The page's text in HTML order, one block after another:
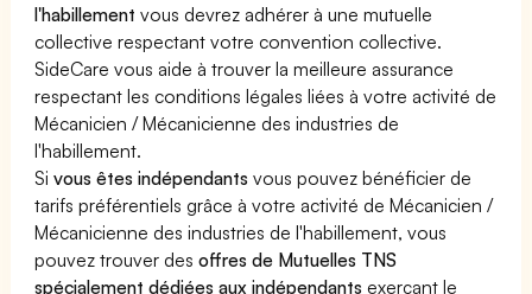
l'habillement vous devrez adhérer à une mutuelle
collective respectant votre convention collective.
SideCare vous aide à trouver la meilleure assurance
respectant les conditions légales liées à votre activité de
Mécanicien / Mécanicienne des industries de
l'habillement.
Sivous êtes indépendants vous pouvez bénéficier de
tarifs préférentiels grâce à votre activité de Mécanicien /
Mécanicienne des industries de l'habillement, vous
pouvez trouver desoffres de Mutuelles TNS
spécialement dédiées aux indépendants exerçant le